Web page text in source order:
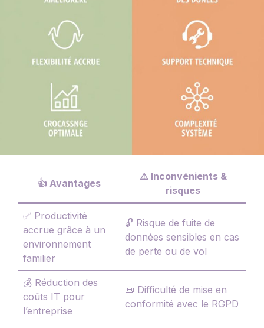
👍 Avantages
⚠️ Inconvénients &
risques
✅ Productivité
accrue grâce à un
environnement
familier
🔓 Risque de fuite de
données sensibles en cas
de perte ou de vol
💰 Réduction des
coûts IT pour
l’entreprise
📜 Difficulté de mise en
conformité avec le RGPD